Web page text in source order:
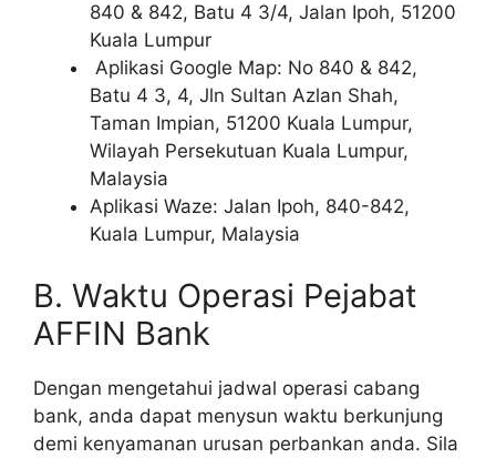
840 & 842, Batu 4 3/4, Jalan Ipoh, 51200
Kuala Lumpur
Aplikasi Google Map: No 840 & 842,
Batu 4 3, 4, Jln Sultan Azlan Shah,
Taman Impian, 51200 Kuala Lumpur,
Wilayah Persekutuan Kuala Lumpur,
Malaysia
Aplikasi Waze: Jalan Ipoh, 840-842,
Kuala Lumpur, Malaysia
B. Waktu Operasi Pejabat
AFFIN Bank
Dengan mengetahui jadwal operasi cabang
bank, anda dapat menysun waktu berkunjung
demi kenyamanan urusan perbankan anda. Sila